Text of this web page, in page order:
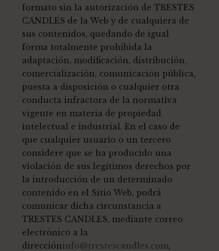
formato sin la autorización de TRESTES
CANDLES de la Web y de cualquiera de
sus contenidos, quedando de igual
forma totalmente prohibida la
adaptación, modificación, distribución,
comercialización, comunicación pública,
puesta a disposición o cualquier otra
conducta infractora de la normativa
vigente en materia de propiedad
intelectual e industrial. En el caso de
que cualquier usuario o un tercero
considere que se ha producido una
violación de sus legítimos derechos por
la introducción de un determinado
contenido en el Sitio Web, podrá
comunicar dicha circunstancia a
TRESTES CANDLES, mediante correo
electrónico a la
direccióninfo@trestescandles.com,